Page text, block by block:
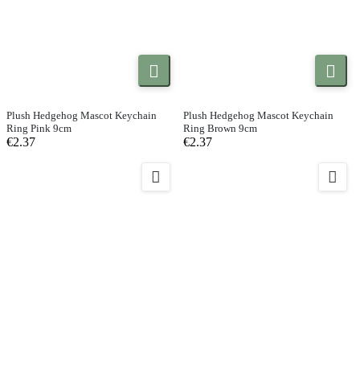

Plush Hedgehog Mascot Keychain
Ring Pink 9cm
€2.37

Plush Hedgehog Mascot Keychain
Ring Brown 9cm
€2.37
 